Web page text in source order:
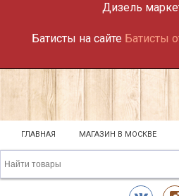
Дизель
Батисты на сайте Батисты
ГЛАВНАЯ МАГАЗИН В МОСКВЕ